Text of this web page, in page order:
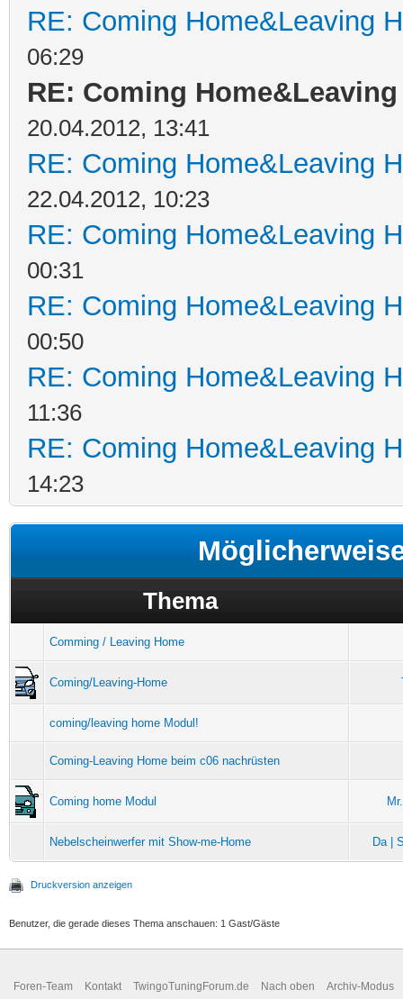
RE: Coming Home&Leaving
06:29
RE: Coming
20.04.2012, 13:41
RE: Coming Home&Leaving
22.04.2012, 10:23
RE: Coming Home&Leaving
00:31
RE: Coming Home&Leaving
00:50
RE: Coming Home&Leaving
11:36
RE: Coming Home&Leaving
14:23
Thema
Comming / Leaving Home
Coming/Leaving-Home
coming/leaving home Modul!
Coming-Leaving Home beim c06 nachrüsten
Coming home Modul
Nebelscheinwerfer mit Show-me-Home Da |
Druckversion anzeigen
Benutzer, die gerade dieses Thema anschauen: 1 Gast/Gäste
Foren-Team Kontakt TwingoTuningForum.de Nach oben Archiv-Modus